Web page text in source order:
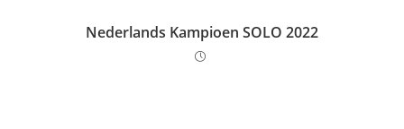
Nederlands Kampioen SOLO 2022